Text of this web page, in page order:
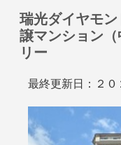
瑞光ダイヤモ
譲マンション
リー
最終更新日：２０